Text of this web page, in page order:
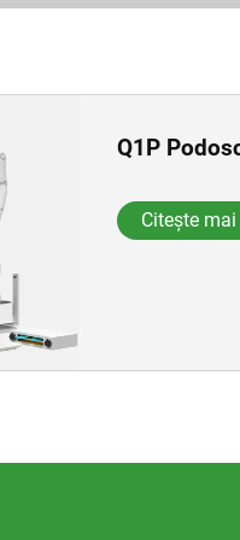
Q1P
Citește